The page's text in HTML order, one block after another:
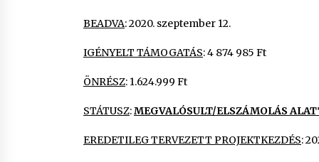
BEADVA: 2020. szeptember 12.
IGÉNYELT TÁMOGATÁS: 4 874 985 Ft
ÖNRÉSZ: 1.624.999 Ft
STÁTUSZ:MEGVALÓSULT/ELSZÁMOLÁS
EREDETILEG TERVEZETT PROJEKTKEZDÉS: